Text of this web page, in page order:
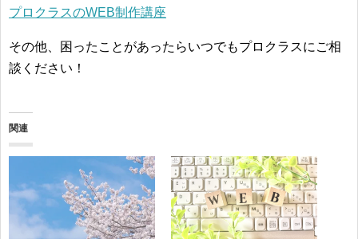
プロクラスのWEB制作講座
その他、困ったことがあったらいつでもプロクラスにご相
談ください！
関連